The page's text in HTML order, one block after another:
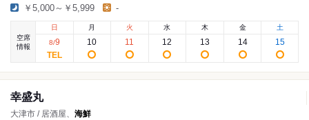
￥5,000～￥5,999 -
空席
情報
日
8/9
月
10
火
11
水
12
木
13
金
14
土
15
幸盛丸
大津市 / 居酒屋、 海鮮